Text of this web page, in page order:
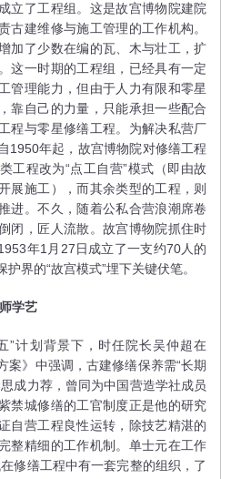
立了工程组。这是故宫博物院建院
古建维修与施工管理的工作机构。
加了少数在编的瓦、木与壮工，扩
这一时期的工程组，已经具有一定
管理能力，但由于人力有限和零星
靠自己的力量，只能承担一些配合
程与零星修缮工程。为解决私营厂
1950年起，故宫博物院对修缮工程
工程改为“点工自营”模式（即由故
展施工），而其余类型的工程，则
进。不久，随着公私合营浪潮席卷
闭，匠人流散。故宫博物院抓住时
年1月27日成立了一支约70人的
界的“故宫模式”埋下关键伏笔。
学艺
计划背景下，时任院长吴仲超在
案》中强调，古建修缮保养需“长期
成力荐，曾同为中国营造学社成员
禁城修缮的工官制度正是他的研究
自营工程良性运转，除技艺精湛的
整精细的工作机制。单士元在工作
修缮工程中有一套完整的组织，了